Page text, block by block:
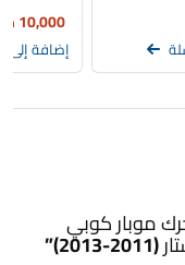
10,000
إضافة إلى
موبار كوبي